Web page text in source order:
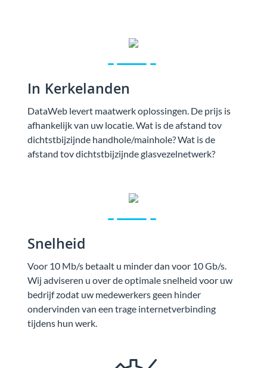
In Kerkelanden
DataWeb levert maatwerk oplossingen. De prijs is
afhankelijk van uw locatie. Wat is de afstand tov
dichtstbijzijnde handhole/mainhole? Wat is de
afstand tov dichtstbijzijnde glasvezelnetwerk?
Snelheid
Voor 10 Mb/s betaalt u minder dan voor 10 Gb/s.
Wij adviseren u over de optimale snelheid voor uw
bedrijf zodat uw medewerkers geen hinder
ondervinden van een trage internetverbinding
tijdens hun werk.